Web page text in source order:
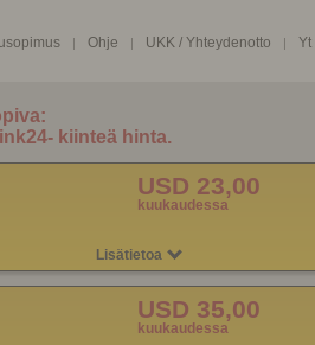
| Ohje | UKK / Yhteydenotto | Yt
USD 23,00
kuukaudessa
Lisätietoa
USD 35,00
kuukaudessa